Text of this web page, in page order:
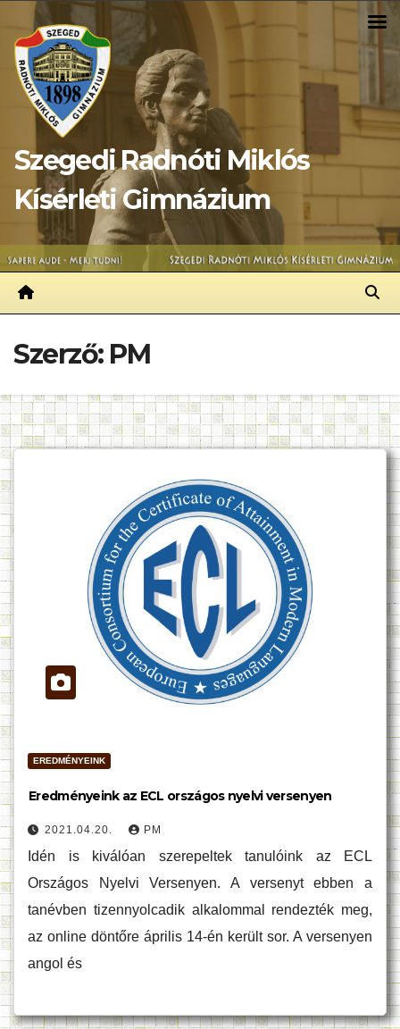
content
Szegedi Radnóti Miklós
Kísérleti Gimnázium
Szerző: PM
EREDMÉNYEINK
Eredményeink az ECL országos nyelvi versenyen
2021.04.20. PM
Idén is kiválóan szerepeltek tanulóink az ECL
Országos Nyelvi Versenyen. A versenyt ebben a
tanévben tizennyolcadik alkalommal rendezték meg,
az online döntőre április 14-én került sor. A versenyen
angol és